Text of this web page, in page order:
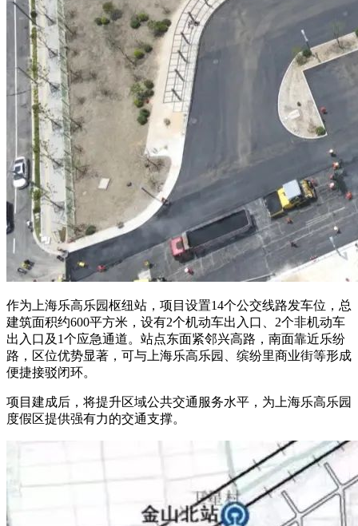
作为上海乐高乐园枢纽站，项目设置14个公交线路发车位，总
建筑面积约600平方米，设有2个机动车出入口、2个非机动车
出入口及1个应急通道。站点东面紧邻兴高路，南面靠近乐纷
路，区位优势显著，可与上海乐高乐园、缤纷里商业街等形成
便捷接驳闭环。
项目建成后，将提升区域公共交通服务水平，为上海乐高乐园
度假区提供强有力的交通支撑。